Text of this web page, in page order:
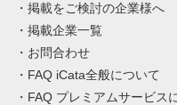
掲載をご検討の企業様へ
掲載企業一覧
お問合わせ
FAQ iCata全般について
FAQ プレミアムサービス